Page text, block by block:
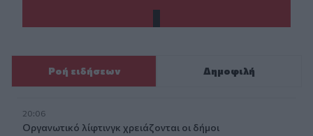
Ροή ειδήσεων Δημοφιλή
20:06
Οργανωτικό λίφτινγκ χρειάζονται οι δήμοι